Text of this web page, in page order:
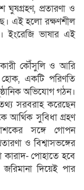
ঘুষগ্রহণ, প্রতারণা ও
এই হলো রক্ষণশীল
ইংরেজি ভাষার এই
কৌঁসুলি ও আরি
একটি পরিণতি
অভিযোগ গঠন।
সরবরাহ করেছেন
আর্থিক সুবিধা গ্রহণ
সঙ্গে গোপন
ও বিশ্বাসভঙ্গের
পোহাতে হবে
দিয়েই পার